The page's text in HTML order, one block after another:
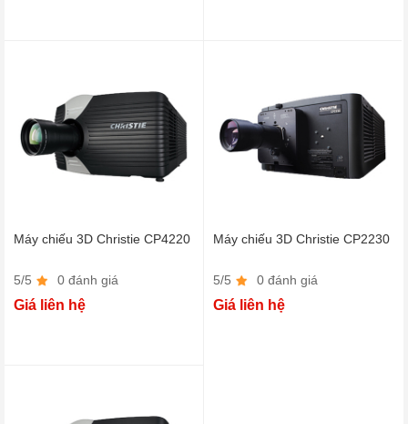
Máy chiếu 3D Christie CP4220
5/5 0 đánh giá
Giá liên hệ
Máy chiếu 3D Christie CP2230
5/5 0 đánh giá
Giá liên hệ